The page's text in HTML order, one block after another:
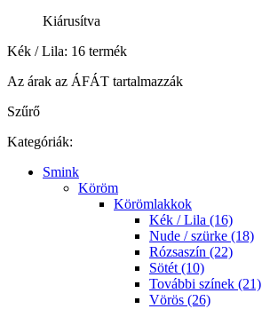
Kiárusítva
Kék / Lila: 16 termék
Az árak az ÁFÁT tartalmazzák
Szűrő
Kategóriák:
Smink
Köröm
Körömlakkok
Kék / Lila (16)
Nude / szürke (18)
Rózsaszín (22)
Sötét (10)
További színek (21)
Vörös (26)